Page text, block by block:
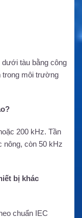
tàu bằng công
trong môi trường
200 kHz. Tần
còn 50 kHz
bị khác
chuẩn IEC